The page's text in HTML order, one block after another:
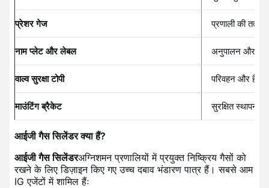
प्रेशर गेज प्रणाली की
नाम प्लेट और लेबल अनुपालन और
वाल्व सुरक्षा टोपी परिवहन और
माउंटिंग ब्रैकेट सुरक्षित स्थापना
आईजी गैस सिलेंडर क्या हैं?
आईजी गैस सिलेंडरअग्निशमन प्रणालियों में प्रयुक्त निष्क्रिय गैसों को
रखने के लिए डिज़ाइन किए गए उच्च दबाव भंडारण पात्र हैं। सबसे आम
IG एजेंटों में शामिल हैंः